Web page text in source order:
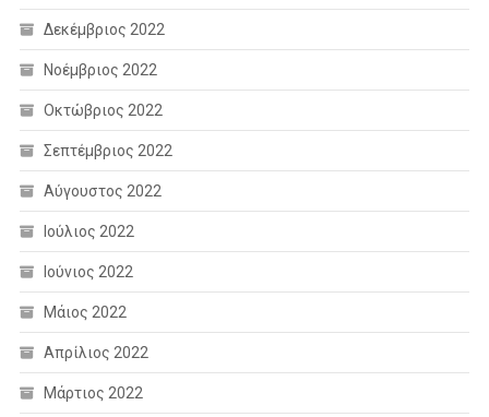
Δεκέμβριος 2022
Νοέμβριος 2022
Οκτώβριος 2022
Σεπτέμβριος 2022
Αύγουστος 2022
Ιούλιος 2022
Ιούνιος 2022
Μάιος 2022
Απρίλιος 2022
Μάρτιος 2022